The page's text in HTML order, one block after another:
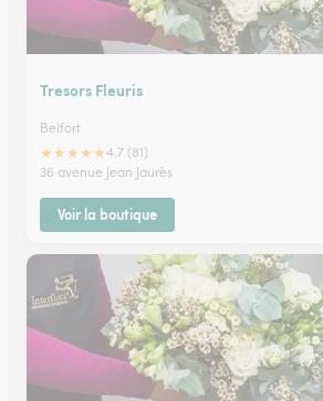
Tresors Fleuris
Belfort
★★★★★4.7 (81)
36 avenue Jean Jaurès
Voir la boutique